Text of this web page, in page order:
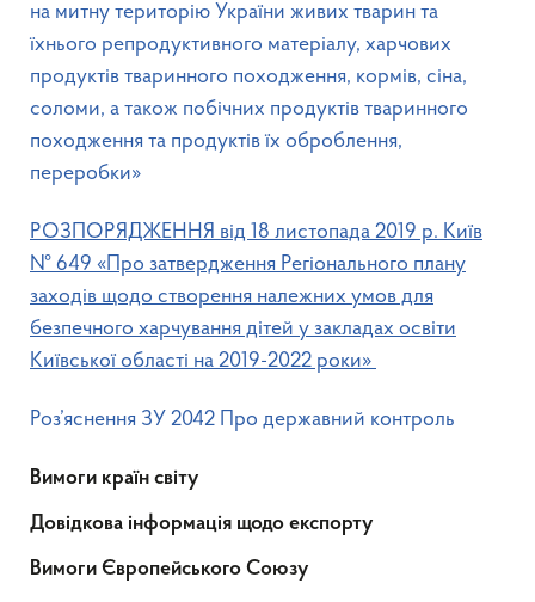
на митну територію України живих тварин та
їхнього репродуктивного матеріалу, харчових
продуктів тваринного походження, кормів, сіна,
соломи, а також побічних продуктів тваринного
походження та продуктів їх оброблення,
переробки»
РОЗПОРЯДЖЕННЯ від 18 листопада 2019 р. Київ
№ 649 «Про затвердження Регіонального плану
заходів щодо створення належних умов для
безпечного харчування дітей у закладах освіти
Київської області на 2019-2022 роки»
Роз’яснення ЗУ 2042 Про державний контроль
Вимоги країн світу
Довідкова інформація щодо експорту
Вимоги Європейського Союзу